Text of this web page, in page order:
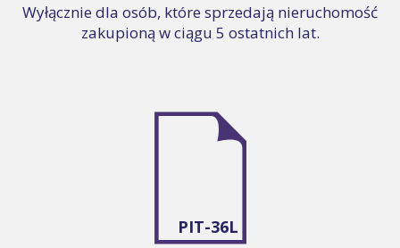
Wyłącznie dla osób, które sprzedają nieruchomość
zakupioną w ciągu 5 ostatnich lat.
PIT-36L